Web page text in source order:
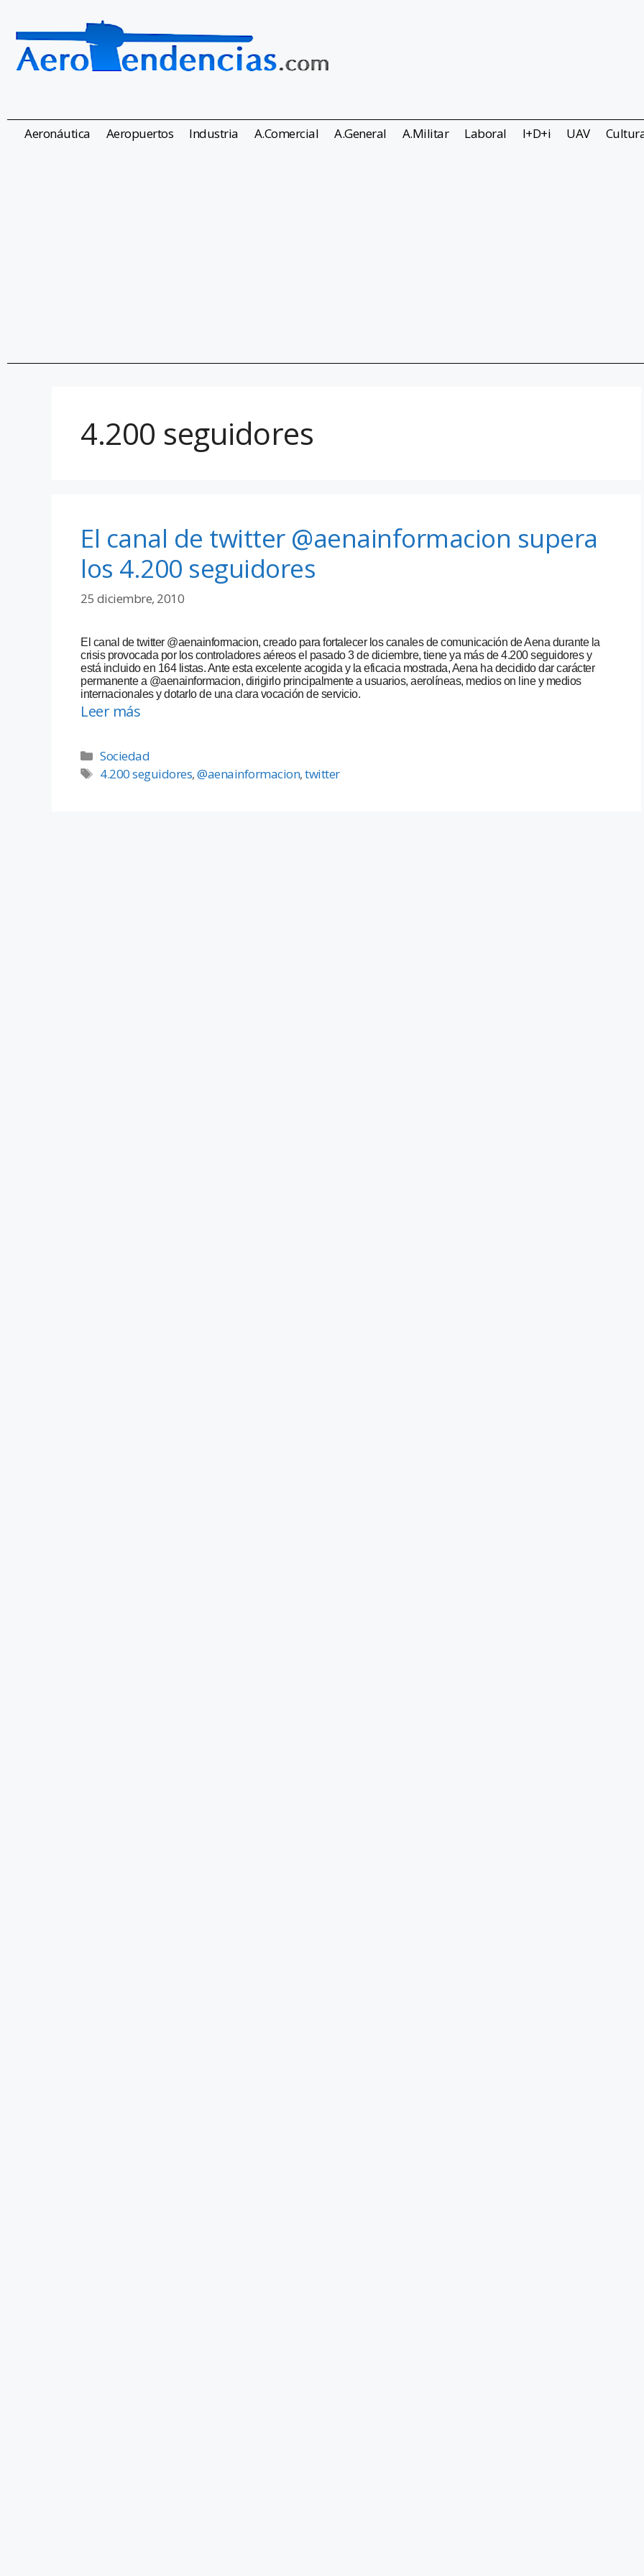
Aeronáutica Aeropuertos Industria A.Comercial A.General A.Militar Laboral I+D+i UAV
4.200 seguidores
El canal de twitter @aenainformacion supera
los 4.200 seguidores
25 diciembre, 2010
El canal de twitter @aenainformacion, creado para fortalecer los canales de comunicación de Aena durante la
crisis provocada por los controladores aéreos el pasado 3 de diciembre, tiene ya más de 4.200 seguidores y
está incluido en 164 listas. Ante esta excelente acogida y la eficacia mostrada, Aena ha decidido dar carácter
permanente a @aenainformacion, dirigirlo principalmente a usuarios, aerolíneas, medios on line y medios
internacionales y dotarlo de una clara vocación de servicio.
Leer más
Sociedad
4.200 seguidores,@aenainformacion,twitter